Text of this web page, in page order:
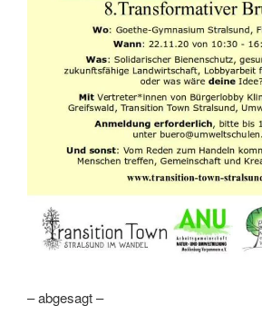
– abgesagt –